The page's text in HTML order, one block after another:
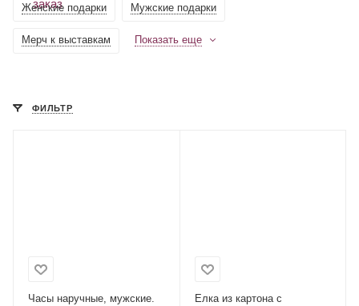
Женские подарки Мужские подарки
Мерч к выставкам Показать еще
ФИЛЬТР
Часы наручные, мужские.
Елка из картона с